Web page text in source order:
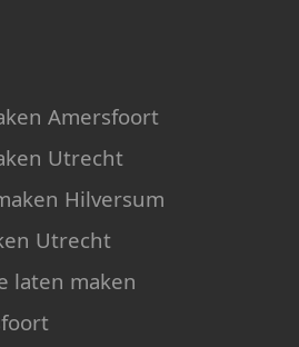
Amersfoort
Utrecht
Hilversum
Utrecht
laten maken